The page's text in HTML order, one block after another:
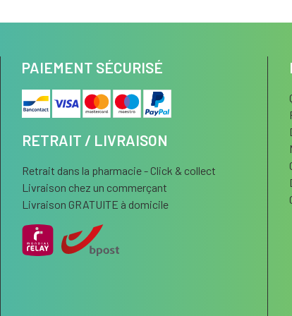
PAIEMENT SÉCURISÉ
RETRAIT / LIVRAISON
Retrait dans la pharmacie - Click & collect
Livraison chez un commerçant
Livraison GRATUITE à domicile